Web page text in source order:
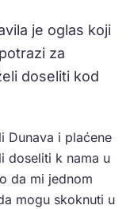
je oglas koji
za
doseliti kod
Dunava i plaćene
doseliti k nama u
da mi jednom
mogu skoknuti u